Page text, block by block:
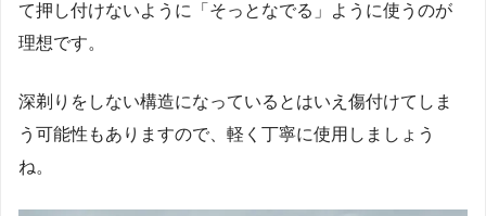
て押し付けないように「そっとなでる」ように使うのが
理想です。
深剃りをしない構造になっているとはいえ傷付けてしま
う可能性もありますので、軽く丁寧に使用しましょう
ね。